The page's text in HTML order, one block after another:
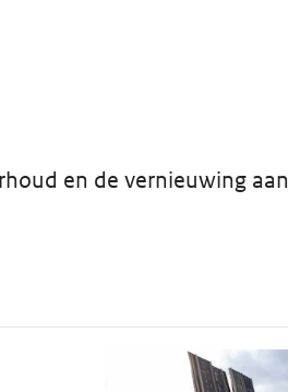
en de vernieuwing aan